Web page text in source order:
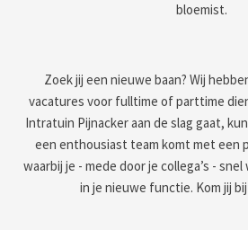
bloemist.
Zoek jij een nieuwe baan? Wij
vacatures voor fulltime of parttime
Intratuin Pijnacker aan de slag gaat,
een enthousiast team komt met een
waarbij je - mede door je collega’s -
in je nieuwe functie. Kom jij